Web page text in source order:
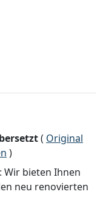
( Original
)
bieten Ihnen
neu renovierten